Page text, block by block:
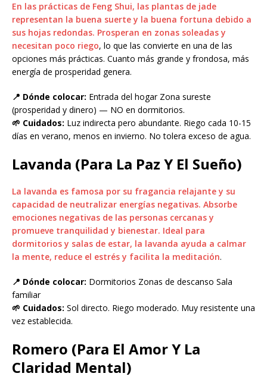
En las prácticas de Feng Shui, las plantas de jade
representan la buena suerte y la buena fortuna debido a
sus hojas redondas. Prosperan en zonas soleadas y
necesitan poco riego, lo que las convierte en una de las
opciones más prácticas. Cuanto más grande y frondosa, más
energía de prosperidad genera.
📍 Dónde colocar: Entrada del hogar Zona sureste
(prosperidad y dinero) — NO en dormitorios.
🌱 Cuidados: Luz indirecta pero abundante. Riego cada 10-15
días en verano, menos en invierno. No tolera exceso de agua.
Lavanda (Para La Paz Y El Sueño)
La lavanda es famosa por su fragancia relajante y su
capacidad de neutralizar energías negativas. Absorbe
emociones negativas de las personas cercanas y
promueve tranquilidad y bienestar. Ideal para
dormitorios y salas de estar, la lavanda ayuda a calmar
la mente, reduce el estrés y facilita la meditación.
📍 Dónde colocar: Dormitorios Zonas de descanso Sala
familiar
🌱 Cuidados: Sol directo. Riego moderado. Muy resistente una
vez establecida.
Romero (Para El Amor Y La
Claridad Mental)